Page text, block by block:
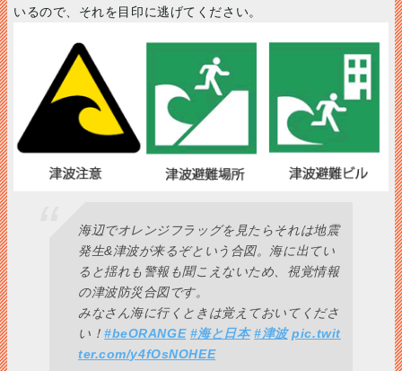
いるので、それを目印に逃げてください。
海辺でオレンジフラッグを見たらそれは地震
発生&津波が来るぞという合図。海に出てい
ると揺れも警報も聞こえないため、視覚情報
の津波防災合図です。
みなさん海に行くときは覚えておいてくださ
い！#beORANGE #海と日本 #津波 pic.twit
ter.com/y4fOsNOHEE